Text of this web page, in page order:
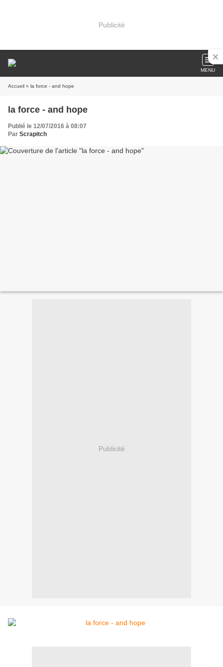
Publicité
MENU
Accueil » la force - and hope
la force - and hope
Publié le 12/07/2016 à 08:07
Par Scrapitch
Publicité